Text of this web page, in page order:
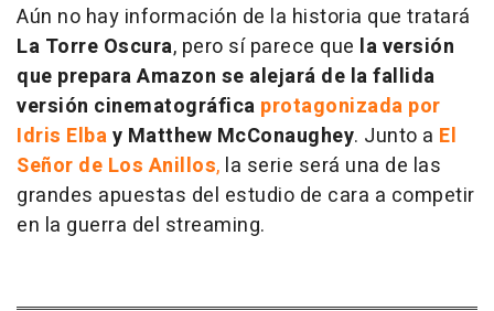
Aún no hay información de la historia que tratará
La Torre Oscura, pero sí parece que la versión
que prepara Amazon se alejará de la fallida
versión cinematográfica protagonizada por
Idris Elbay Matthew McConaughey. Junto a El
Señor de Los Anillos, la serie será una de las
grandes apuestas del estudio de cara a competir
en la guerra del streaming.